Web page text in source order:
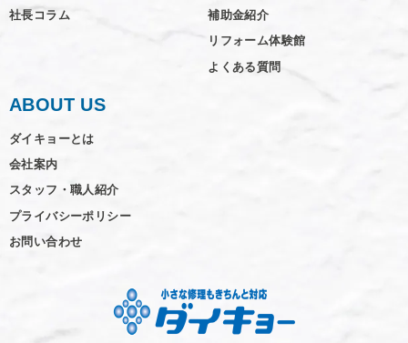
社長コラム
補助金紹介
リフォーム体験館
よくある質問
ABOUT US
ダイキョーとは
会社案内
スタッフ・職人紹介
プライバシーポリシー
お問い合わせ